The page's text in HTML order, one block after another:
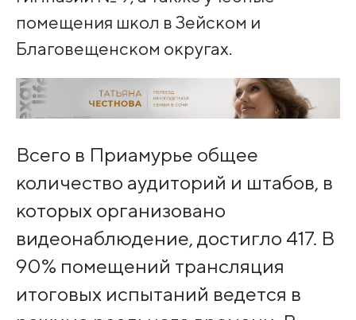
помещения школ в Зейском и
Благовещенском округах.
Всего в Приамурье общее
количество аудиторий и штабов, в
которых организовано
видеонаблюдение, достигло 417. В
90% помещений трансляция
итоговых испытаний ведется в